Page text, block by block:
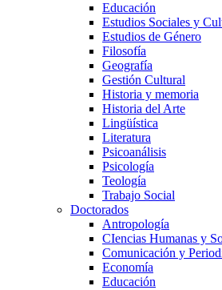
Educación
Estudios Sociales y
Estudios de Género
Filosofía
Geografía
Gestión Cultural
Historia y memoria
Historia del Arte
Lingüística
Literatura
Psicoanálisis
Psicología
Teología
Trabajo Social
Doctorados
Antropología
CIencias Humanas y
Comunicación y
Economía
Educación